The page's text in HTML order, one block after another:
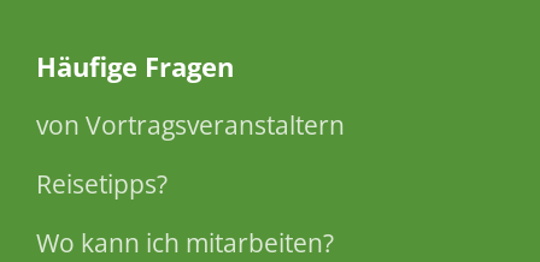
Häufige Fragen
von Vortragsveranstaltern
Reisetipps?
Wo kann ich mitarbeiten?